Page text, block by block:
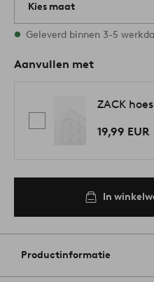
Kies maat
3 maten op voorraad
Geleverd binnen 3-5
Aanvullen met
ZACK
19,99 EUR
In
Productinformatie